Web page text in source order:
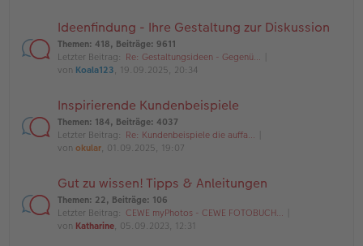
Ideenfindung - Ihre Gestaltung zur Diskussion
Themen: 418, Beiträge: 9611
Letzter Beitrag: Re: Gestaltungsideen - Gegenü…
von Koala123, 19.09.2025, 20:34
Inspirierende Kundenbeispiele
Themen: 184, Beiträge: 4037
Letzter Beitrag: Re: Kundenbeispiele die auffa…
von okular, 01.09.2025, 19:07
Gut zu wissen! Tipps & Anleitungen
Themen: 22, Beiträge: 106
Letzter Beitrag: CEWE myPhotos - CEWE FOTOBUCH…
von Katharine, 05.09.2023, 12:31